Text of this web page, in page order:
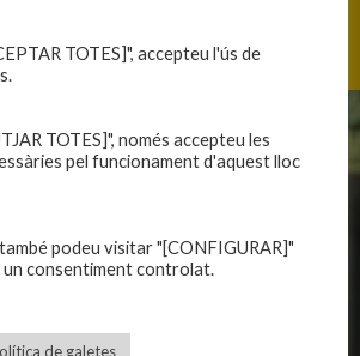
EQUIPS
Equips masculins
Escola
TOTES]", accepteu l'ús de
TOTES]", només accepteu les
pel funcionament d'aquest lloc
podeu visitar "[CONFIGURAR]"
consentiment controlat.
de galetes